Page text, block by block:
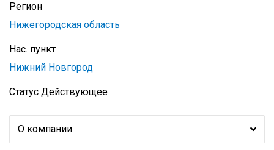
Регион
Нижегородская область
Нас. пункт
Нижний Новгород
Статус Действующее
О компании